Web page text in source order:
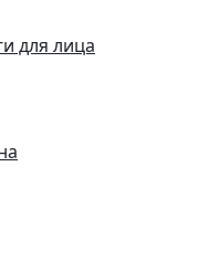
для лица